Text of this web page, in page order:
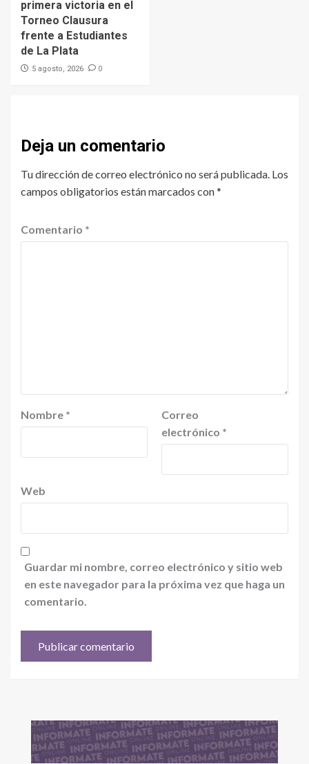
primera victoria en el
Torneo Clausura
frente a Estudiantes
de La Plata
5 agosto, 2026 0
Deja un comentario
Tu dirección de correo electrónico no será publicada. Los
campos obligatorios están marcados con*
Comentario *
Nombre *
Correo
electrónico *
Web
Guardar mi nombre, correo electrónico y sitio web
en este navegador para la próxima vez que haga un
comentario.